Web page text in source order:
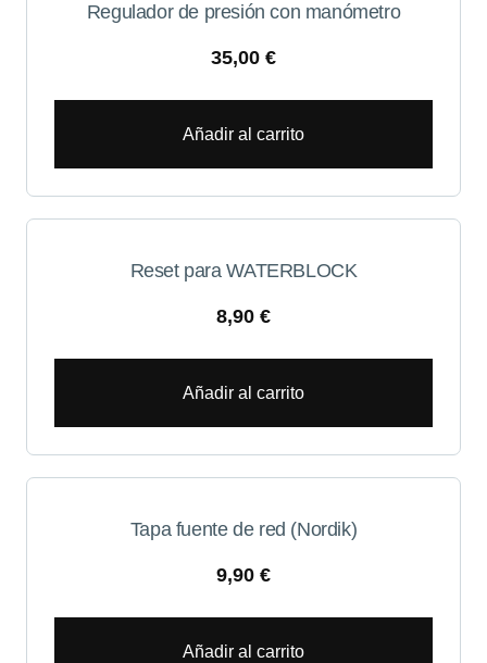
Regulador de presión con manómetro
35,00 €
Añadir al carrito
Reset para WATERBLOCK
8,90 €
Añadir al carrito
Tapa fuente de red (Nordik)
9,90 €
Añadir al carrito